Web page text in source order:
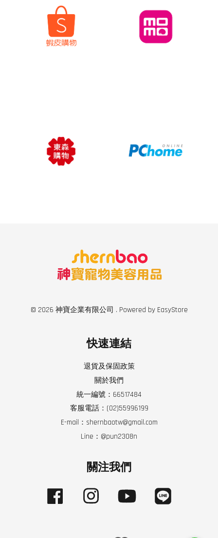
© 2026 神寶企業有限公司 . Powered by EasyStore
快速連結
退貨及保固政策
關於我們
統一編號：66517484
客服電話：(02)55996199
E-mail：shernbaotw@gmail.com
Line：@pun2308n
關注我們
Facebook Instagram YouTube